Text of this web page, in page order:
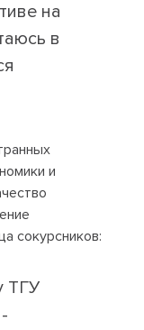
на
в
и
сокурсников:
ТГУ